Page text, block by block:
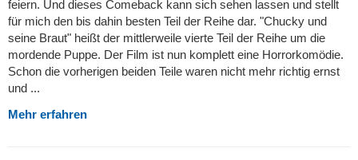
feiern. Und dieses Comeback kann sich sehen lassen und stellt
für mich den bis dahin besten Teil der Reihe dar. "Chucky und
seine Braut" heißt der mittlerweile vierte Teil der Reihe um die
mordende Puppe. Der Film ist nun komplett eine Horrorkomödie.
Schon die vorherigen beiden Teile waren nicht mehr richtig ernst
und ...
Mehr erfahren